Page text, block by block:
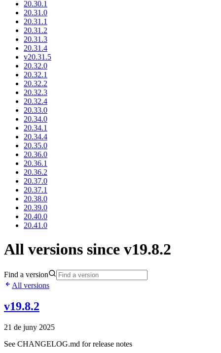
20.30.1
20.31.0
20.31.1
20.31.2
20.31.3
20.31.4
v20.31.5
20.32.0
20.32.1
20.32.2
20.32.3
20.32.4
20.33.0
20.34.0
20.34.1
20.34.4
20.35.0
20.36.0
20.36.1
20.36.2
20.37.0
20.37.1
20.38.0
20.39.0
20.40.0
20.41.0
All versions since v19.8.2
Find a version
All versions
v19.8.2
21 de juny 2025
See CHANGELOG.md for release notes